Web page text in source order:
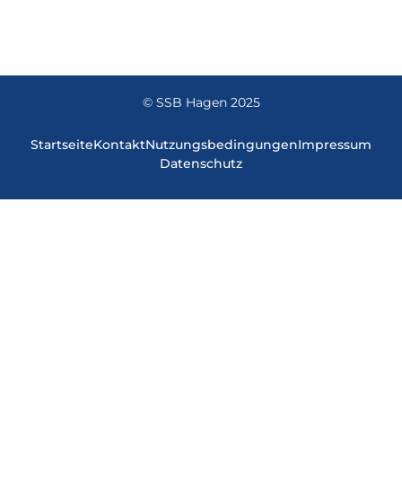
© SSB Hagen 2025
StartseiteKontaktNutzungsbedingungenImpressum
Datenschutz